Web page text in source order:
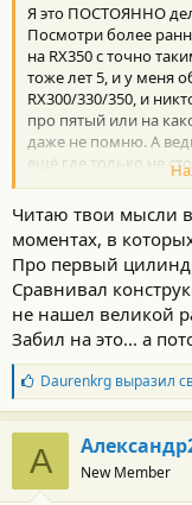
Я это ПОСТОЯННО
Посмотри более
на RX350 с точно
тоже лет 5, и у меня
RX300/330/350, и
про пятый или на
даже не помню. А
ещё где только не
и по сей день стоят,
для себя олвейз" -
ставить фильтры а-
дрочева на "энный
Читаю твои мысли
моментах, в
Про первый
Сравнивал
не нашел великой
Забил на это... а
Б
л
а
г
о
д
а
Daurenkrgвыразил
А New Member